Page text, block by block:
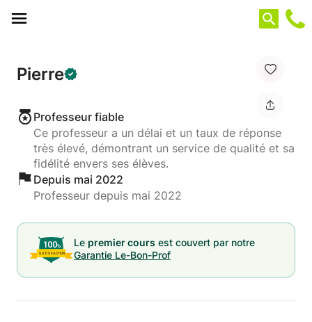
Pierre
Professeur fiable
Ce professeur a un délai et un taux de réponse
très élevé, démontrant un service de qualité et sa
fidélité envers ses élèves.
Depuis mai 2022
Professeur depuis mai 2022
Le premier cours est couvert par notre
Garantie Le-Bon-Prof